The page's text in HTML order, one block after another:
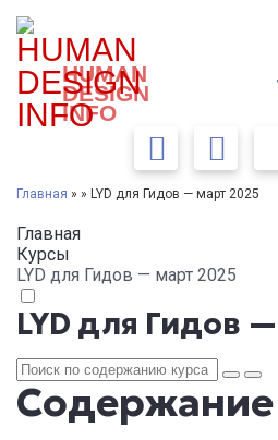
HUMAN
DESIGN
INFO
Главная » » LYD для Гидов — март 2025
Главная
Курсы
LYD для Гидов — март 2025
LYD для Гидов
Содержание